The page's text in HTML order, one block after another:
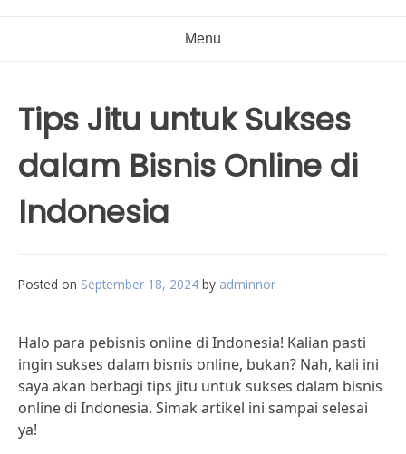
Menu
Tips Jitu untuk Sukses
dalam Bisnis Online di
Indonesia
Posted on September 18, 2024 by adminnor
Halo para pebisnis online di Indonesia! Kalian pasti
ingin sukses dalam bisnis online, bukan? Nah, kali ini
saya akan berbagi tips jitu untuk sukses dalam bisnis
online di Indonesia. Simak artikel ini sampai selesai
ya!